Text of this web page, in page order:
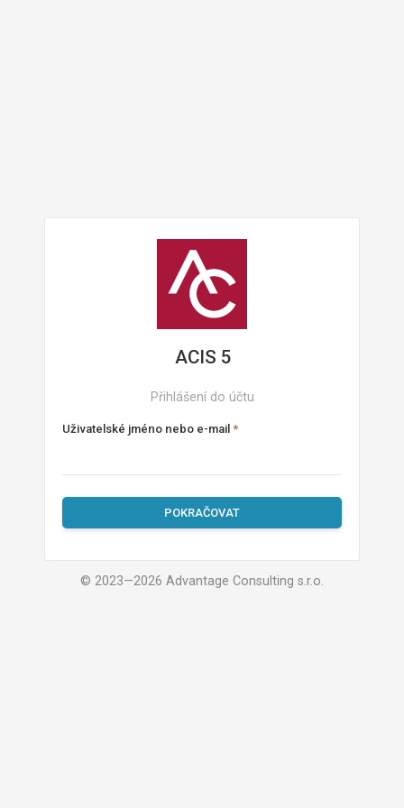
ACIS 5
Přihlášení do účtu
Uživatelské jméno nebo e-mail
© 2023—2026 Advantage Consulting s.r.o.